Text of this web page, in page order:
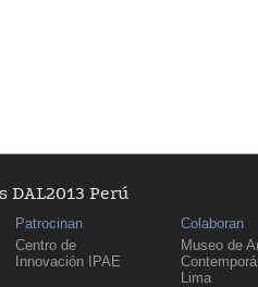
DAL2013 Perú
Patrocinan
Centro de
Innovación IPAE
Colaboran
Museo de
Lima